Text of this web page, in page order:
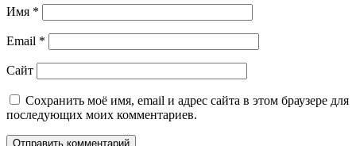
Имя *
Email *
Сайт
Сохранить моё имя, email и адрес сайта в этом браузере для
последующих моих комментариев.